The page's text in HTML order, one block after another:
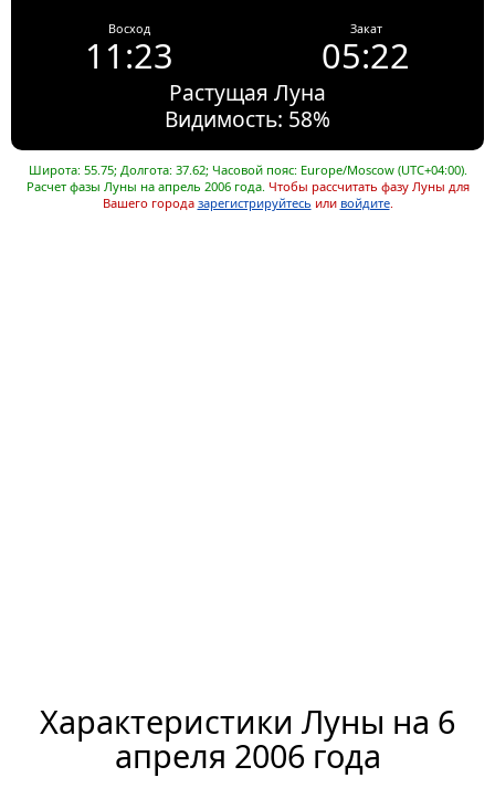
Восход
11:23
Закат
05:22
Растущая Луна
Видимость: 58%
Широта: 55.75; Долгота: 37.62; Часовой пояс: Europe/Moscow (UTC+04:00).
Расчет фазы Луны на апрель 2006 года. Чтобы рассчитать фазу Луны для
Вашего города зарегистрируйтесь или войдите.
Характеристики Луны на 6
апреля 2006 года